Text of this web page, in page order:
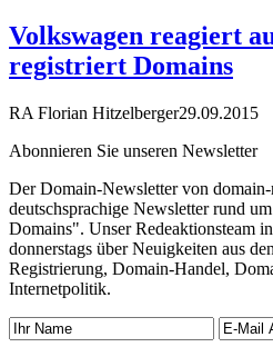
Volkswagen reagiert
registriert Domains
RA Florian Hitzelberger29.09.2015
Abonnieren Sie unseren Newsletter
Der Domain-Newsletter von domain-
deutschsprachige Newsletter rund
Domains". Unser Redeaktionsteam
donnerstags über Neuigkeiten aus
Registrierung, Domain-Handel,
Internetpolitik.